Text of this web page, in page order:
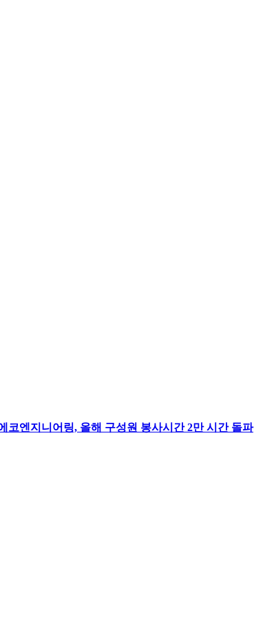
코엔지니어링, 올해 구성원 봉사시간 2만 시간 돌파